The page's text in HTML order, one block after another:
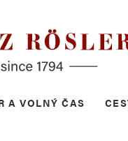
A VOLNÝ ČAS